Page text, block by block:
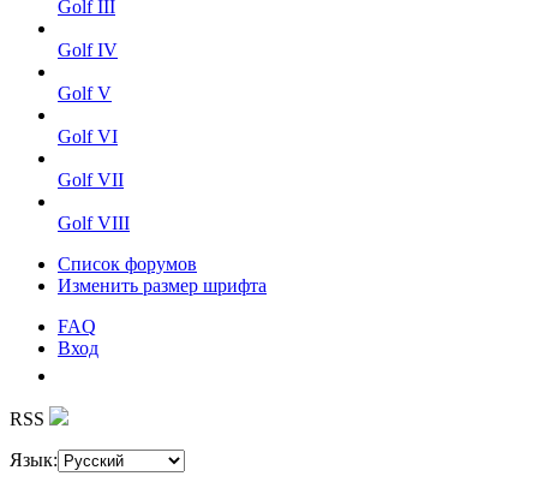
Golf III
Golf IV
Golf V
Golf VI
Golf VII
Golf VIII
Список форумов
Изменить размер шрифта
FAQ
Вход
RSS
Язык: